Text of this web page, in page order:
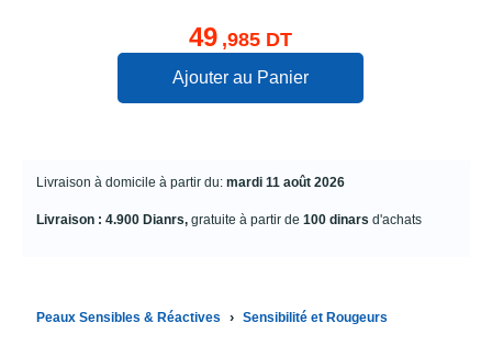
49 ,985 DT
Ajouter au Panier
Livraison à domicile à partir du: mardi 11 août 2026
Livraison : 4.900 Dianrs, gratuite à partir de 100 dinars d'achats
Peaux Sensibles & Réactives › Sensibilité et Rougeurs